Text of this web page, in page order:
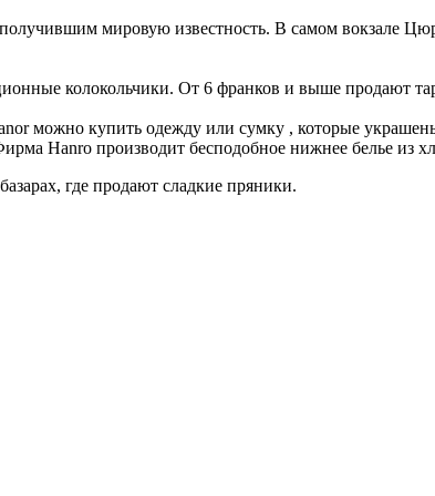
мировую известность. В самом вокзале
колокольчики. От 6 франков и выше продают
можно купить одежду или сумку , которые
Hanro производит бесподобное нижнее белье из
где продают сладкие пряники.